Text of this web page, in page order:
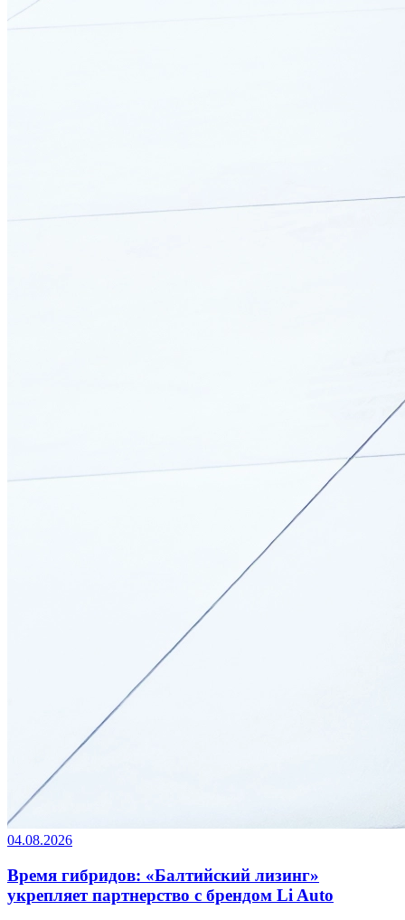
04.08.2026
Время гибридов: «Балтийский лизинг»
укрепляет партнерство с брендом Li Auto